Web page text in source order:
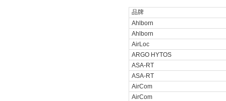
品牌
Ahlborn
Ahlborn
AirLoc
ARGO HYTOS
ASA-RT
ASA-RT
AirCom
AirCom